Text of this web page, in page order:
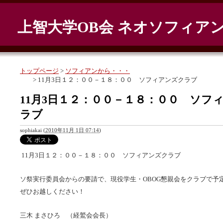
上智大学OB会 ネオソフィア
トップページ > ソフィアンから・・・
> 11月3日１２：００－１８：００ ソフィアンズクラブ
11月3日１２：００－１８：００ ソフ
ラブ
sophiakai (2010年11月 1日 07:14)
11月3日１２：００－１８：００ ソフィアンズクラブ
ソ祭実行委員会からの要請で、現役学生・OBOG懇親会をクラブで予
ぜひお越しください！
三木 まさひろ （経鷲会会長）